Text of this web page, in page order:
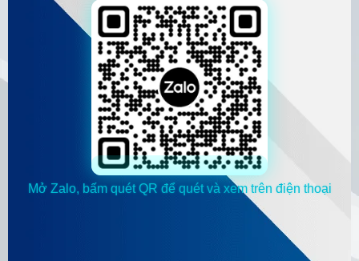
Mở Zalo, bấm quét QR để quét và xem trên điện thoại